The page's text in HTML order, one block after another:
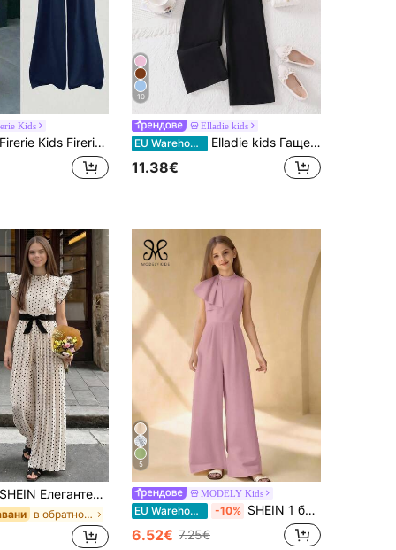
Kids
Firerie Kids Firerie Kids Ежедневен минималистичен и удобен небрежен комбинезон за момичета в тийнейджърска възраст с асиметрична яка, тъмносин, едноцветен, есенно-зимен модел
10
Elladie kids
EU Warehouse Elladie kids Гащеризон за момичета Tween с плътни волани и презрамки, панделка и връзки на талията, лятна ваканция
11.38€
SHEIN Елегантен летен партиен плисиран комбинезон за момичета в тийнейджърска възраст, черен с бели на точки, с набръчкана яка, сваляема колан-пояс и разкрошени ръкави, за ваканция и ежедневен шопинг
в обратно на училище Бодита и гащеризони за момиче
5
MODELY Kids
EU Warehouse -10% SHEIN 1 бр. Детски гащеризон от шифон, пролетно/летен, прав, с яка тип "мандарина", без ръкави и цип, с яка за носене, елегантен за ежедневно носене, излизане, парти
6.52€ 7.25€